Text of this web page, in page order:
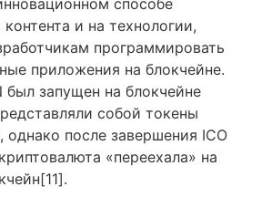
и на технологии,
программировать
приложения на блокчейне.
был запущен на блокчейне
собой токены
однако после завершения ICO
«переехала» на